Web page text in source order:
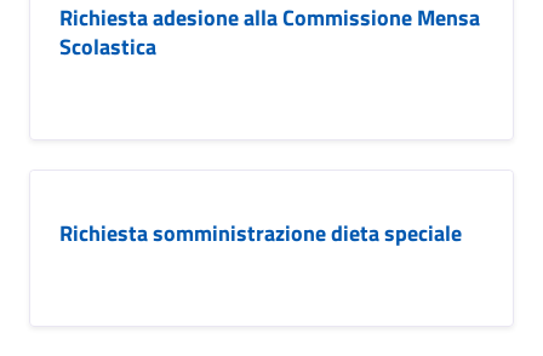
Richiesta adesione alla Commissione Mensa
Scolastica
Richiesta somministrazione dieta speciale